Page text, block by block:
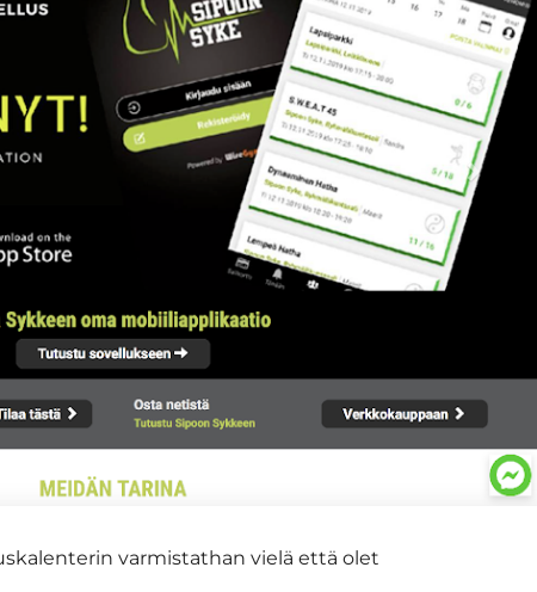
varmistathan vielä että olet